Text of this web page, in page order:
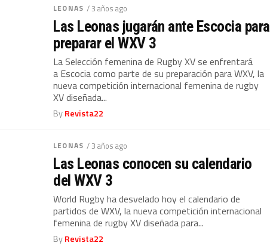
LEONAS / 3 años ago
Las Leonas jugarán ante Escocia para
preparar el WXV 3
La Selección femenina de Rugby XV se enfrentará
a Escocia como parte de su preparación para WXV, la
nueva competición internacional femenina de rugby
XV diseñada...
ByRevista22
LEONAS / 3 años ago
Las Leonas conocen su calendario
del WXV 3
World Rugby ha desvelado hoy el calendario de
partidos de WXV, la nueva competición internacional
femenina de rugby XV diseñada para...
ByRevista22